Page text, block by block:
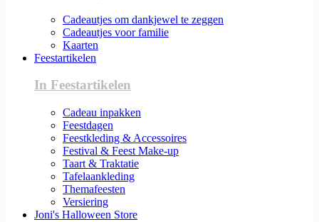
Cadeautjes om dankjewel te zeggen
Cadeautjes voor familie
Kaarten
Feestartikelen
In Feestartikelen
Cadeau inpakken
Feestdagen
Feestkleding & Accessoires
Festival & Feest Make-up
Taart & Traktatie
Tafelaankleding
Themafeesten
Versiering
Joni's Halloween Store